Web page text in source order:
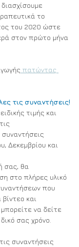
το
του 2020 ώστε
στον πρώτο μήνα
πατώντας
τις συναντήσεις!
τιμής και
Δεκεμβρίου και
σας, θα
στο πλήρες υλικό
που
και
να δείτε
σας χρόνο.
συναντήσεις